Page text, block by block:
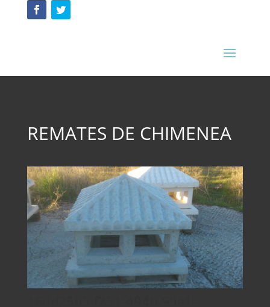
REMATES DE CHIMENEA